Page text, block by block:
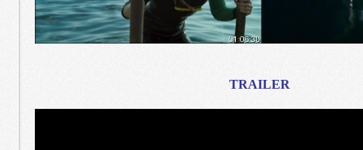
TRAILER